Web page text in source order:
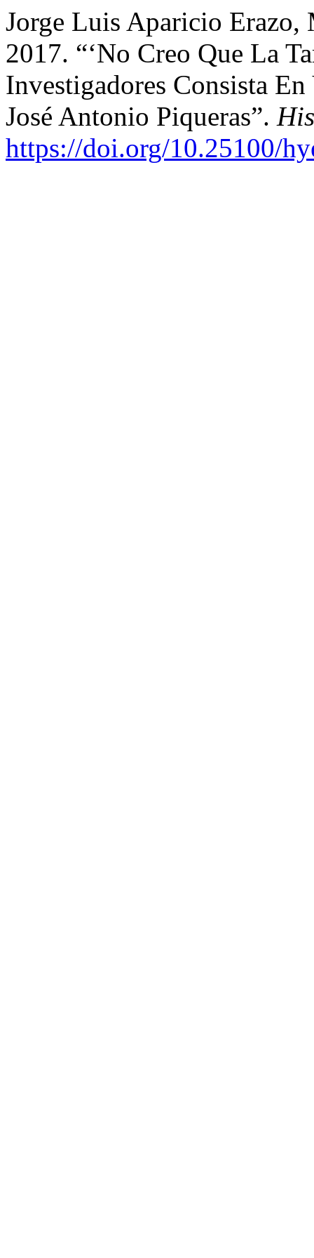
Jorge Luis Aparicio Erazo,
2017. “‘No Creo Que La
Investigadores Consista
José Antonio Piqueras”.
https://doi.org/10.25100/